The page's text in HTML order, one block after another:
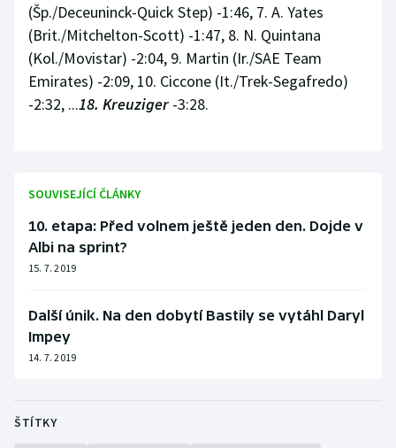
(Šp./Deceuninck-Quick Step) -1:46, 7. A. Yates
(Brit./Mitchelton-Scott) -1:47, 8. N. Quintana
(Kol./Movistar) -2:04, 9. Martin (Ir./SAE Team
Emirates) -2:09, 10. Ciccone (It./Trek-Segafredo)
-2:32, ...18. Kreuziger -3:28.
SOUVISEJÍCÍ ČLÁNKY
10. etapa: Před volnem ještě jeden den. Dojde v
Albi na sprint?
15. 7. 2019
Další únik. Na den dobytí Bastily se vytáhl Daryl
Impey
14. 7. 2019
ŠTÍTKY